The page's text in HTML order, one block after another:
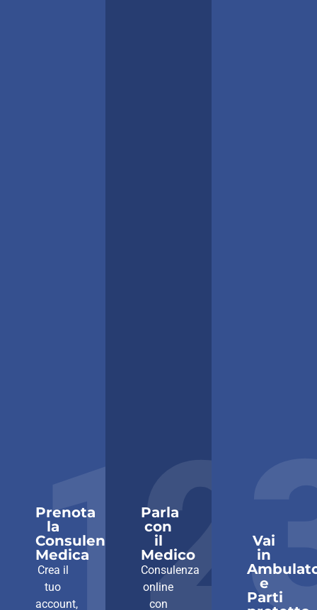
1
Prenota
la
Consulenza
Medica
Crea il
tuo
account,
2
Parla
con
il
Medico
Consulenza
online
con
Vai
in
e
Parti